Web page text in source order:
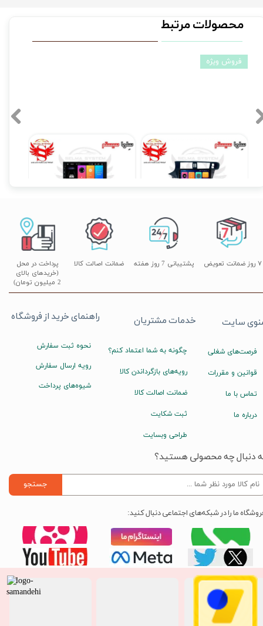
محصولات مرتبط
مانیتور اندروید 7 اینچ یونیورسال برند ویستا مدل TSX 2032
۱۷,۸۹۰,۰۰۰ تومان
مانیتور فابریک اندروید تارا Taraبرند ویستا مدل MTX 1032
۱۴,۸۹۰,۰۰۰ تومان
فروش ویژه
پشتیبانی 7 روز هفته
پرداخت در محل
(خریدهای بالای
2 میلیون تومان)
۷ روز ضمانت تعویض ضمانت اصالت کالا
راهنمای خرید از فروشگاه
نحوه ثبت سفارش
رویه ارسال سفارش
شیوه‌های پرداخت
خدمات مشتریان
چگونه به شما اعتماد کنم؟
رویه‌های بازگرداندن کالا
ضمانت اصالت کالا
ثبت شکایت
طراحی وبسایت
سایت
فرصت‌های شغلی
قوانین و مقررات
تماس با ما
درباره ما
دنبال چه محصولی هستید؟
جستجو
ما را در شبکه‌های اجتماعی دنبال کنید: